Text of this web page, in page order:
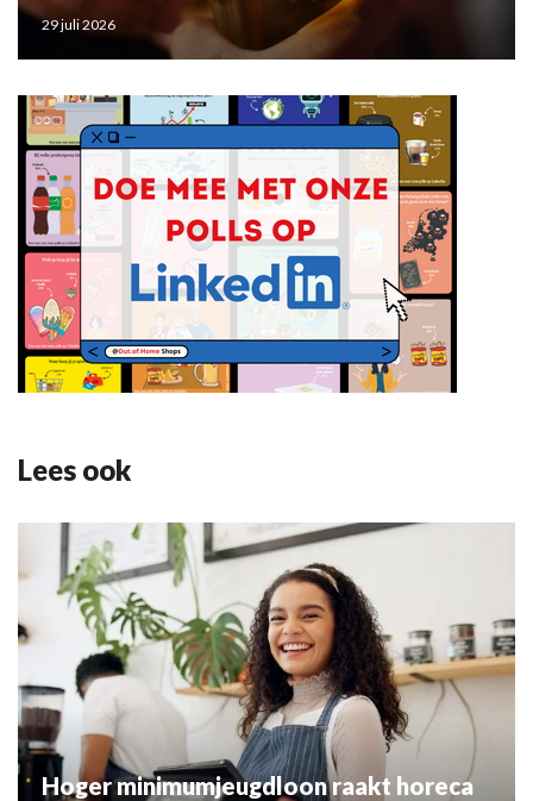
29 juli 2026
Lees ook
Hoger minimumjeugdloon raakt horeca